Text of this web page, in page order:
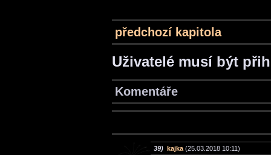
předchozí kapitola
Uživatelé musí být
Komentáře
39) kajka(25.03.2018 10:11)